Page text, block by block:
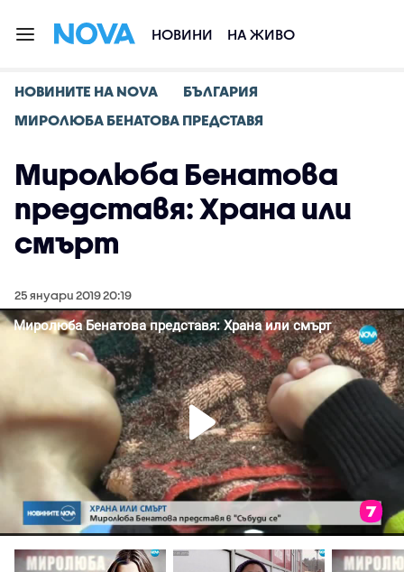
НОВИНИ НА ЖИВО
НОВИНИТЕ НА NOVA
БЪЛГАРИЯ
МИРОЛЮБА БЕНАТОВА ПРЕДСТАВЯ
Миролюба Бенатова
представя: Храна или
смърт
25 януари 2019 20:19